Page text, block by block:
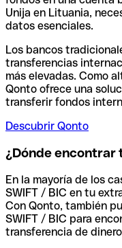
Unija en Lituania,
datos esenciales.
Los bancos
transferencias
más elevadas. Como
Qonto ofrece una
transferir fondos
Descubrir Qonto
¿Dónde encontrar
En la mayoría de los
SWIFT / BIC en tu
Con Qonto, también
SWIFT / BIC para
transferencia de